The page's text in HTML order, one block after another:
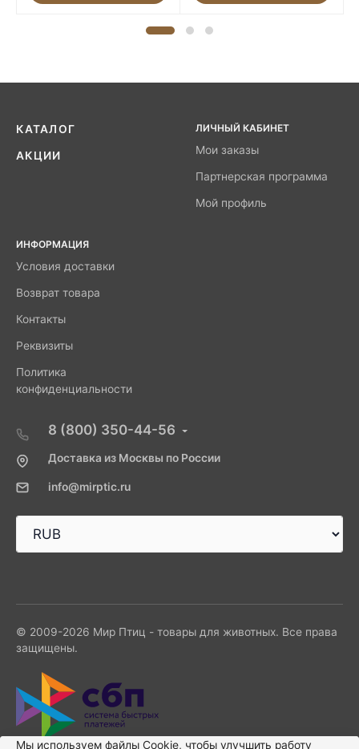
КАТАЛОГ
АКЦИИ
ЛИЧНЫЙ КАБИНЕТ
Мои заказы
Партнерская программа
Мой профиль
ИНФОРМАЦИЯ
Условия доставки
Возврат товара
Контакты
Реквизиты
Политика
конфиденциальности
8 (800) 350-44-56
Доставка из Москвы по России
info@mirptic.ru
© 2009-2026 Мир Птиц - товары для животных. Все права
защищены.
Мы используем файлы Сookie, чтобы улучшить работу